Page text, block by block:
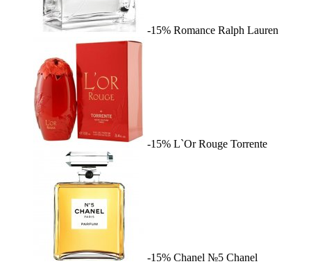
-15% Romance Ralph Lauren
-15% L`Or Rouge Torrente
-15% Chanel №5 Chanel